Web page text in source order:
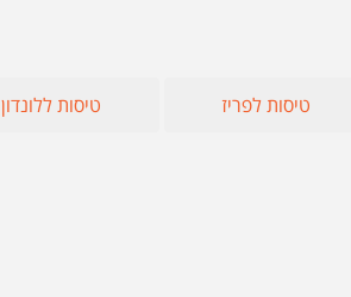
טיסות לפריז טיסות ללונדון